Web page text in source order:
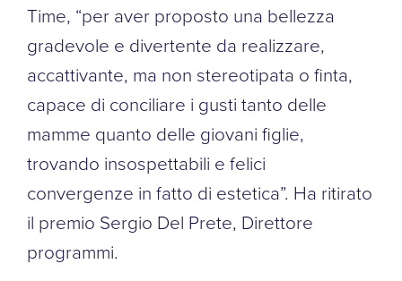
Time, “per aver proposto una bellezza
gradevole e divertente da realizzare,
accattivante, ma non stereotipata o finta,
capace di conciliare i gusti tanto delle
mamme quanto delle giovani figlie,
trovando insospettabili e felici
convergenze in fatto di estetica”. Ha ritirato
il premio Sergio Del Prete, Direttore
programmi.